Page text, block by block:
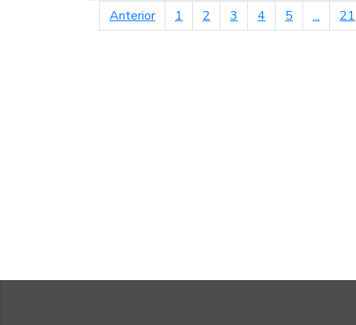
Anteriorpágina anterior
1 2 3 4 5 ... 21